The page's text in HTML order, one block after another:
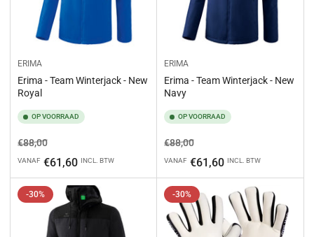
ERIMA
Erima - Team Winterjack - New
Royal
OP VOORRAAD
Normale
prijs
€88,00Aanbiedingsprijs
VANAF €61,60 INCL. BTW
ERIMA
Erima - Team Winterjack - New
Navy
OP VOORRAAD
Normale
prijs
€88,00Aanbiedingsprijs
VANAF €61,60 INCL. BTW
-30% -30%